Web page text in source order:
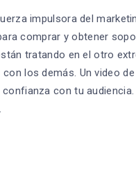
impulsora del
comprar y obtener
tratando en el otro
los demás. Un video
con tu